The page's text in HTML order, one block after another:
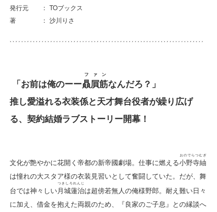
発行元 ： TOブックス
著 ： 沙川りさ
「お前は俺のーー贔屓筋
ファン
なんだろ？」
推し愛溢れる衣装係と天才舞台役者が繰り広げ
る、契約結婚ラブストーリー開幕！
文化が艶やかに花開く帝都の新帝國劇場。仕事に燃える小野寺紬
おのでらつむぎ
は憧れの大スタア様の衣装見習いとして奮闘していた。だが、舞
台では神々しい月城蓮治
つきしろれんじ
は超傍若無人の俺様野郎。耐え難い日々
に加え、借金を抱えた両親のため、『良家のご子息』との縁談へ